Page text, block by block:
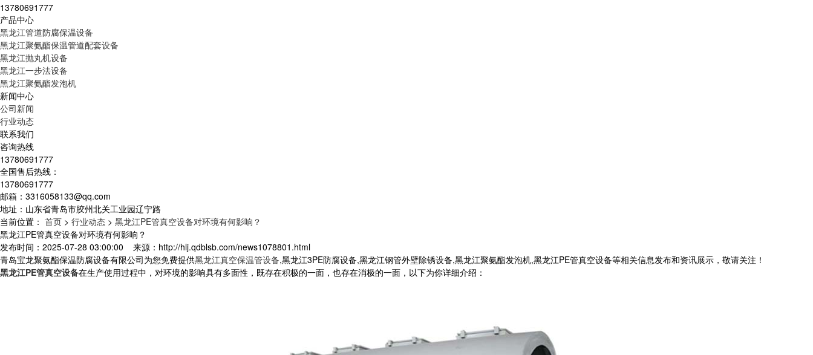
13780691777
产品中心
黑龙江管道防腐保温设备
黑龙江聚氨酯保温管道配套设备
黑龙江抛丸机设备
黑龙江一步法设备
黑龙江聚氨酯发泡机
新闻中心
公司新闻
行业动态
联系我们
咨询热线
13780691777
全国售后热线：
13780691777
邮箱：3316058133@qq.com
地址：山东省青岛市胶州北关工业园辽宁路
当前位置： 首页 > 行业动态 > 黑龙江PE管真空设备对环境有何影响？
黑龙江PE管真空设备对环境有何影响？
发布时间：2025-07-28 03:00:00 来源：http://hlj.qdblsb.com/news1078801.html
青岛宝龙聚氨酯保温防腐设备有限公司为您免费提供黑龙江真空保温管设备,黑龙江3PE防腐设备,黑龙江钢管外壁除锈设备,黑龙江聚氨酯发泡机,黑龙江PE管真空设备等相关信息发布和资讯展示，敬请关注！
黑龙江PE管真空设备在生产使用过程中，对环境的影响具有多面性，既存在积极的一面，也存在消极的一面，以下为你详细介绍：